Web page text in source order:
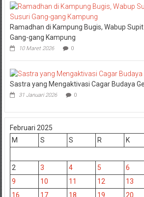
Ramadhan di Kampung Bugis, Wabup
Gang-gang Kampung
10 Maret 2026 0
Sastra yang Mengaktivasi Cagar Budaya
31 Januari 2026 0
Februari 2025
M
S S R K
2
3 4 5 6
9
10 11 12 13
16
17 18 19 20